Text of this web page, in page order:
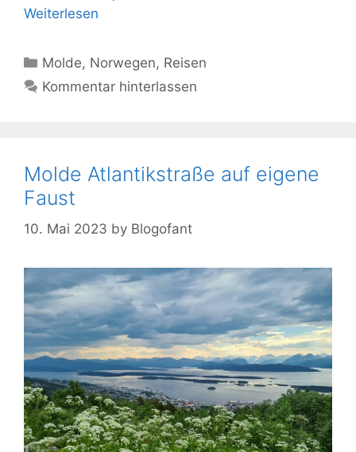
Weiterlesen
Kategorien
Molde, Norwegen, Reisen
Kommentar hinterlassen
Molde Atlantikstraße auf eigene
Faust
10. Mai 2023 by Blogofant